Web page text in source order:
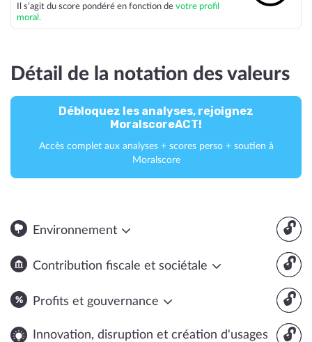
Il s’agit du score pondéré en fonction de votre profil
moral.
Détail de la notation des valeurs
Débloquez les analyses, rejoignez
MoralscoreACT!
Accès complet aux analyses + scores perso + soutien à
Moralscore
🔓
Environnement
🔓
Contribution fiscale et sociétale
🔓
Profits et gouvernance
🔓
Innovation, disruption et création d'usages